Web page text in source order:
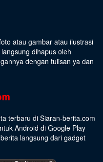
atau gambar atau ilustrasi
dihapus oleh
dengan tulisan ya dan
terbaru di Siaran-berita.com
Android di Google Play
langsung dari gadget